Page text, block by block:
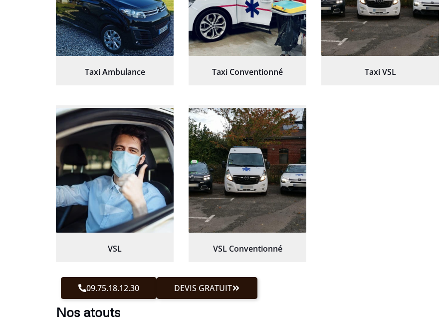
Taxi Ambulance Taxi Conventionné Taxi VSL
VSL VSL Conventionné
09.75.18.12.30 DEVIS GRATUIT
Nos atouts
Chauffeur à l’écoute et
patient.
Très satisfait du service.